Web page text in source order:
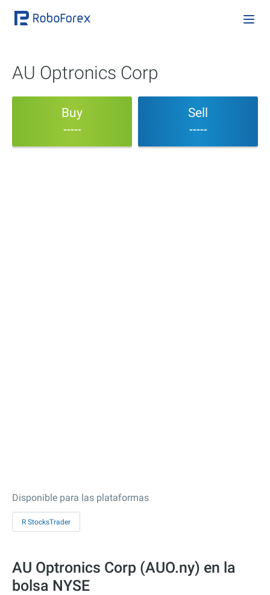
AU Optronics Corp
Buy
-----
Sell
-----
Disponible para las plataformas
R StocksTrader
AU Optronics Corp (AUO.ny) en la
bolsa NYSE